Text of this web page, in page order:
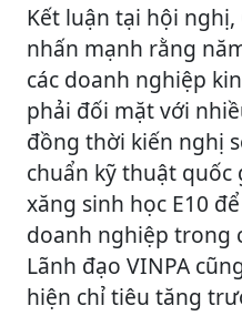
Kết luận tại hội nghị,
nhấn mạnh rằng
các doanh nghiệp
phải đối mặt với
đồng thời kiến nghị
chuẩn kỹ thuật
xăng sinh học E10
doanh nghiệp trong
Lãnh đạo VINPA
hiện chỉ tiêu tăng